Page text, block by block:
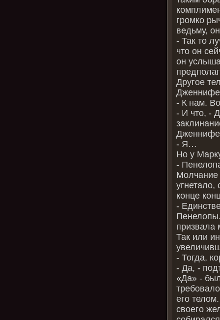
громко
ведьму,
‑ Так то
что он
он
Другое
‑ К нам.
‑ И что, ‑
‑ Я…
Но у
‑
Молчание
угнетало,
конце
‑
призвала
Так или
‑ Тогда,
‑ Да, ‑
«Да» ‑
его
своего